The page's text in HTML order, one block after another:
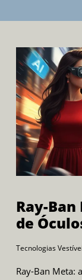
Ray-
de
Tecnologias
Ray-Ban Meta: